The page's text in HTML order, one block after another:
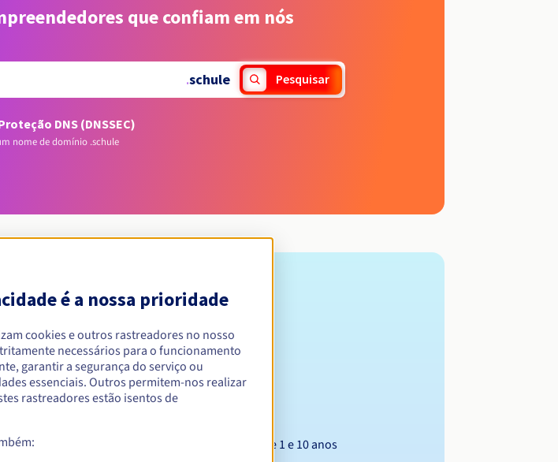
que confiam em nós
.schule Pesquisar
DNS (DNSSEC)
nome de domínio .schule
de elegibilidade
geográfica.
e notificações
Entre 1 e 10 anos
é a nossa prioridade
cookies e outros rastreadores no nosso
necessários para o funcionamento
garantir a segurança do serviço ou
essenciais. Outros permitem-nos realizar
rastreadores estão isentos de